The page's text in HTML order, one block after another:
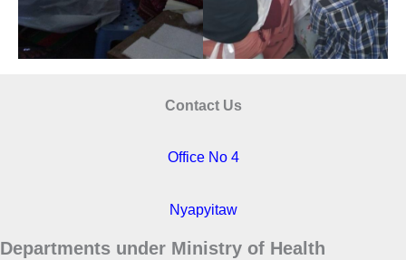
Contact Us
Office No 4
Nyapyitaw
Departments under Ministry of Health